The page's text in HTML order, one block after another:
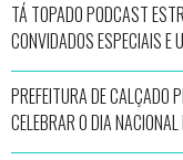
TÁ TOPADO PODCAST
CONVIDADOS ESPECIAIS
PREFEITURA DE CALÇADO
CELEBRAR O DIA